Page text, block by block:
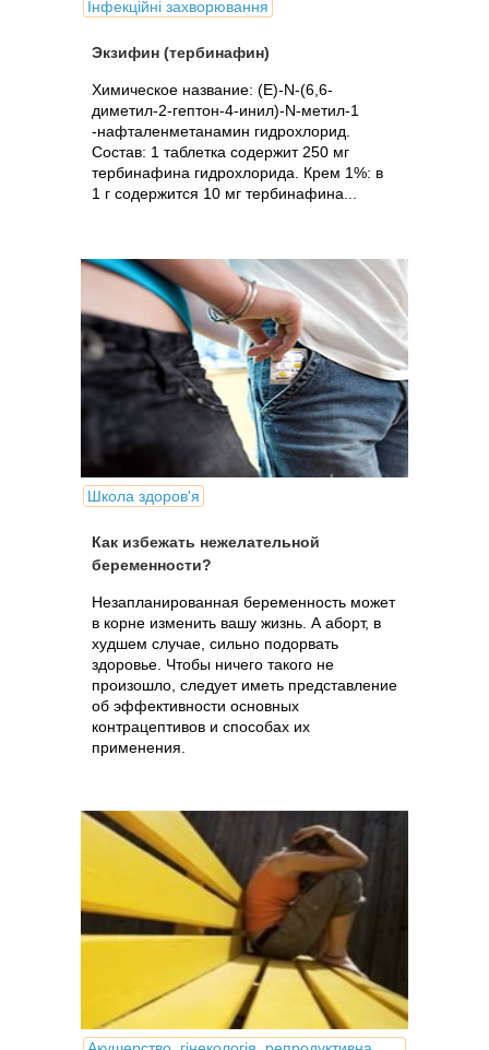
Інфекційні захворювання
Экзифин (тербинафин)
Химическое название: (Е)-N-(6,6-
диметил-2-гептон-4-инил)-N-метил-1
-нафталенметанамин гидрохлорид.
Состав: 1 таблетка содержит 250 мг
тербинафина гидрохлорида. Крем 1%: в
1 г содержится 10 мг тербинафина...
Школа здоров'я
Как избежать нежелательной
беременности?
Незапланированная беременность может
в корне изменить вашу жизнь. А аборт, в
худшем случае, сильно подорвать
здоровье. Чтобы ничего такого не
произошло, следует иметь представление
об эффективности основных
контрацептивов и способах их
применения.